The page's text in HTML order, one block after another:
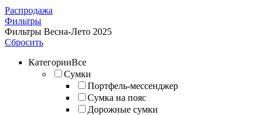
Распродажа
Фильтры
Фильтры Весна-Лето 2025
Сбросить
КатегорииВсе
Сумки
Портфель-мессенджер
Сумка на пояс
Дорожные сумки